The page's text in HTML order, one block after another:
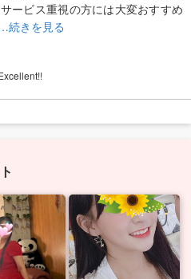
ービス重視の方には大変おすすめ
続きを見る